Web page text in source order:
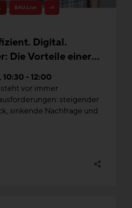
BAU.Live +1
Digital.
Die Vorteile einer
für die
10:30 - 12:00
vor immer
steigender
sinkende Nachfrage und